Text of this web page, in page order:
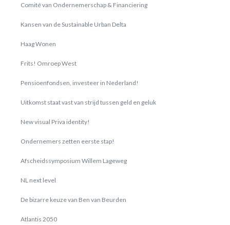
Comité van Ondernemerschap & Financiering
Kansen van de Sustainable Urban Delta
Haag Wonen
Frits! Omroep West
Pensioenfondsen, investeer in Nederland!
Uitkomst staat vast van strijd tussen geld en geluk
New visual Priva identity!
Ondernemers zetten eerste stap!
Afscheidssymposium Willem Lageweg
NL next level
De bizarre keuze van Ben van Beurden
Atlantis 2050